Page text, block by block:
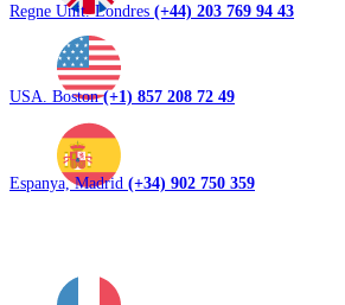
Regne Unit. Londres (+44) 203 769 94 43
USA. Boston(+1) 857 208 72 49
Espanya, Madrid (+34) 902 750 359